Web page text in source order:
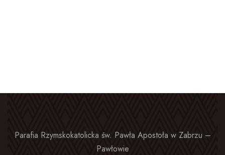
Parafia Rzymskokatolicka św. Pawła Apostoła w Zabrzu –
Pawłowie